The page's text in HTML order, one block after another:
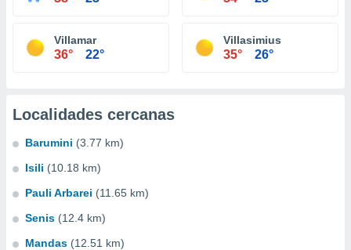
Villamar
36° 22°
Villasimius
35° 26°
Localidades cercanas
Barumini (3.77 km)
Isili (10.18 km)
Pauli Arbarei (11.65 km)
Senis (12.4 km)
Mandas (12.51 km)